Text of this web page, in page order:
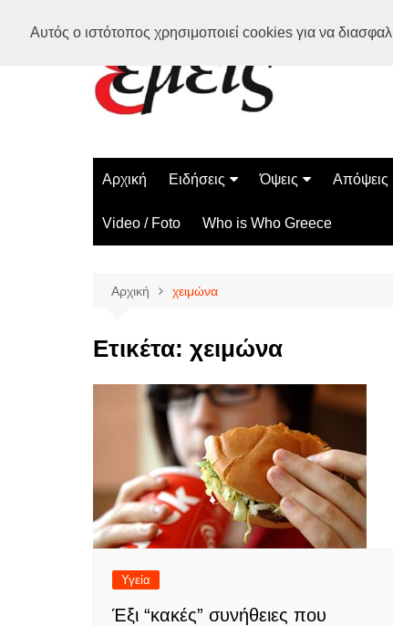
Αυτός ο ιστότοπος χρησιμοποιεί cookies για να
Αρχική Ειδήσεις
Ελλάδα
Διεθνή
Όψεις
Διάστημα
Επιστήμη
Απόψεις
Video / Foto Who is Who Greece
Αρχική χειμώνα
Ετικέτα: χειμώνα
Υγεία
Έξι “κακές” συνήθειες που